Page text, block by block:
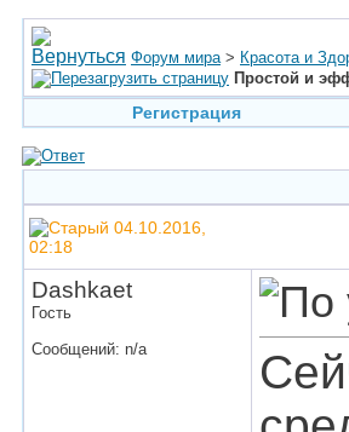
Форум мира > Красота и
Простой и
Регистрация
04.10.2016,
02:18
Dashkaet
Гость
Сообщений: n/a